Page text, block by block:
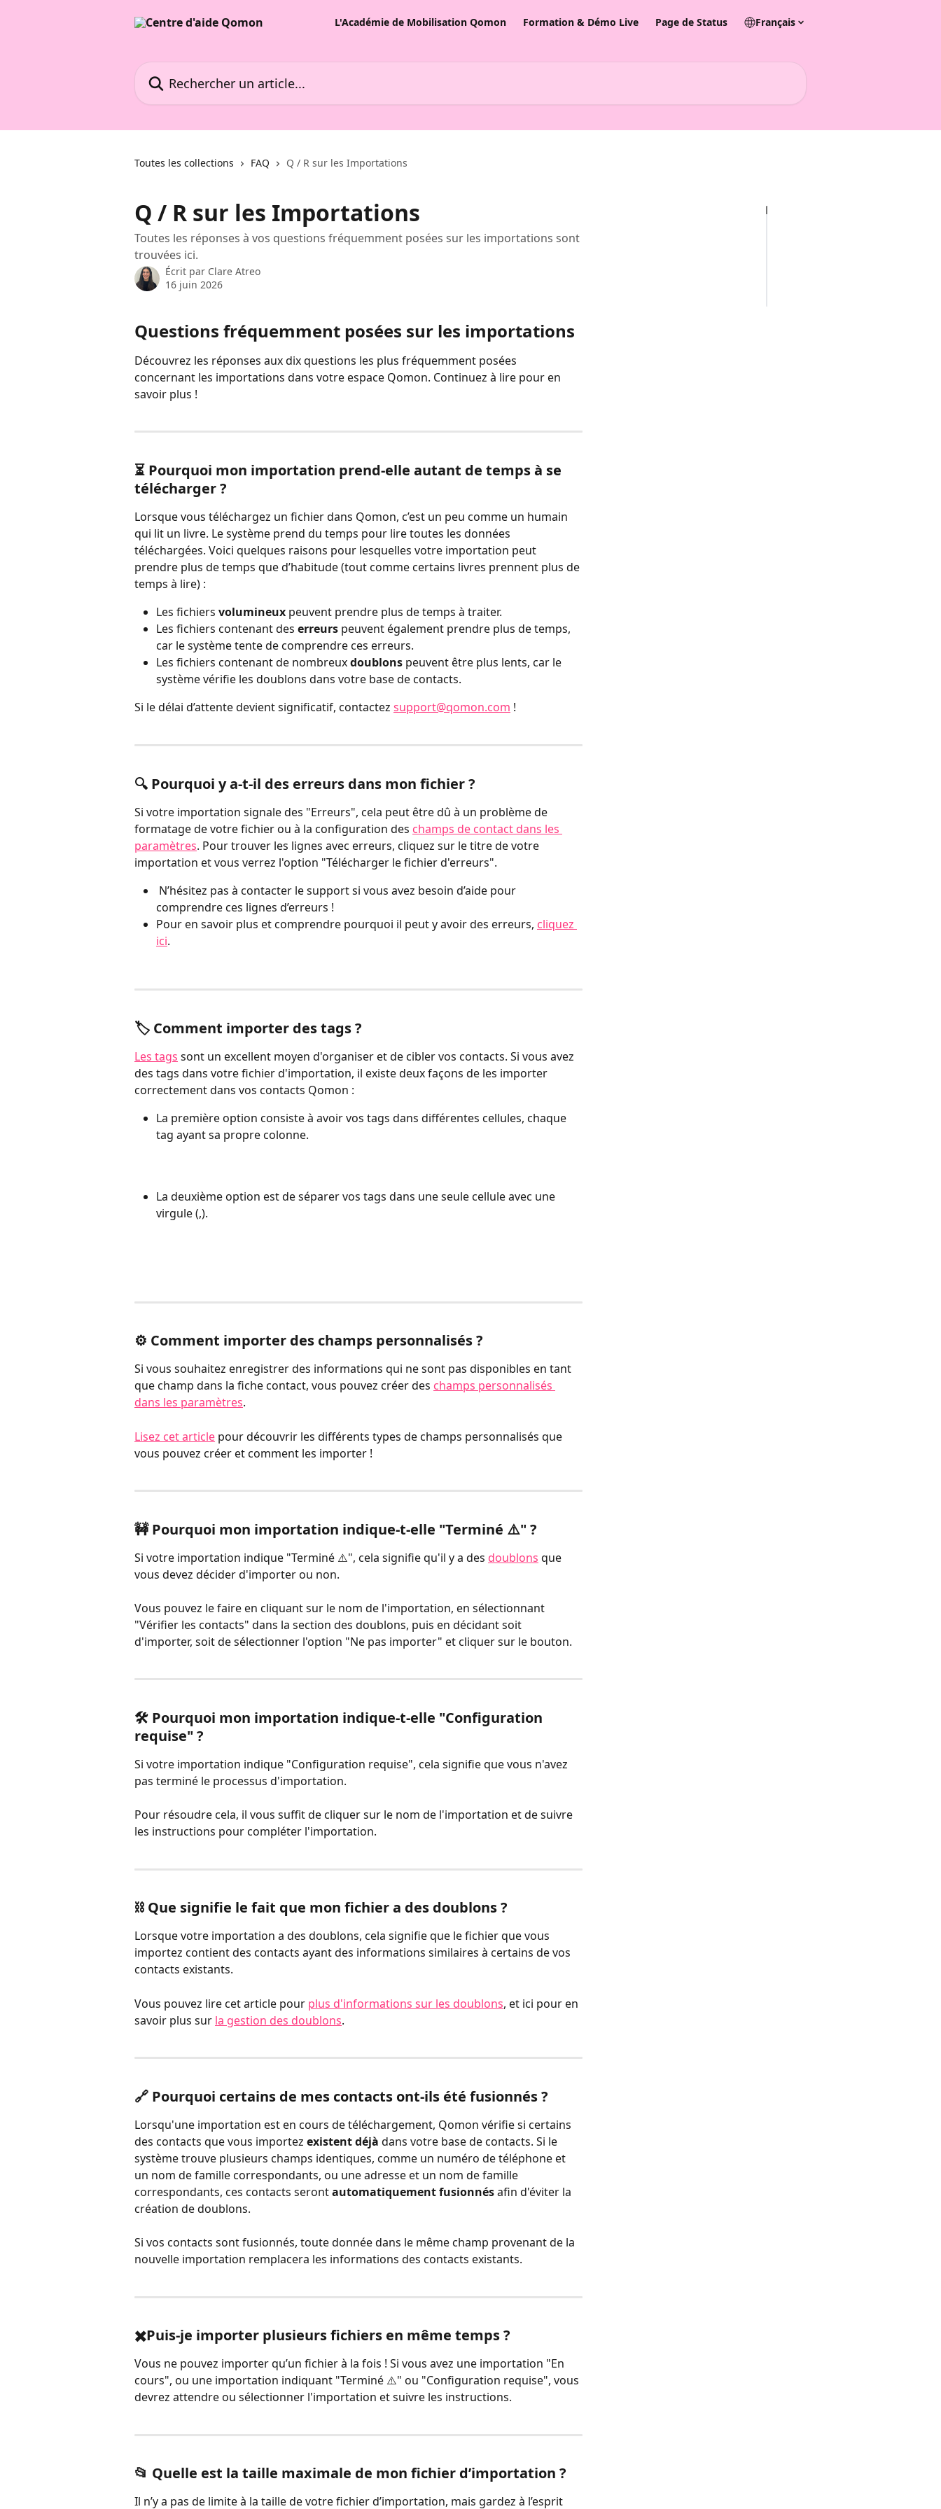
L'Académie de Mobilisation Qomon Formation & Démo Live Page de Status Français
Toutes les collections FAQ Q / R sur les Importations
Q / R sur les Importations
Toutes les réponses à vos questions fréquemment posées sur les importations sont
trouvées ici.
Écrit par Clare Atreo
16 juin 2026
Questions fréquemment posées sur les importations
Découvrez les réponses aux dix questions les plus fréquemment posées
concernant les importations dans votre espace Qomon. Continuez à lire pour en
savoir plus !
⏳ Pourquoi mon importation prend-elle autant de temps à se
télécharger ?
Lorsque vous téléchargez un fichier dans Qomon, c’est un peu comme un humain
qui lit un livre. Le système prend du temps pour lire toutes les données
téléchargées. Voici quelques raisons pour lesquelles votre importation peut
prendre plus de temps que d’habitude (tout comme certains livres prennent plus de
temps à lire) :
Les fichiers volumineux peuvent prendre plus de temps à traiter.
Les fichiers contenant des erreurs peuvent également prendre plus de temps,
car le système tente de comprendre ces erreurs.
Les fichiers contenant de nombreux doublons peuvent être plus lents, car le
système vérifie les doublons dans votre base de contacts.
Si le délai d’attente devient significatif, contactez support@qomon.com !
🔍 Pourquoi y a-t-il des erreurs dans mon fichier ?
Si votre importation signale des "Erreurs", cela peut être dû à un problème de
formatage de votre fichier ou à la configuration des champs de contact dans les
paramètres. Pour trouver les lignes avec erreurs, cliquez sur le titre de votre
importation et vous verrez l'option "Télécharger le fichier d'erreurs".
comprendre ces lignes d’erreurs !
Pour en savoir plus et comprendre pourquoi il peut y avoir des erreurs, cliquez
ici.
🏷️ Comment importer des tags ?
Les tags sont un excellent moyen d'organiser et de cibler vos contacts. Si vous avez
des tags dans votre fichier d'importation, il existe deux façons de les importer
correctement dans vos contacts Qomon :
La première option consiste à avoir vos tags dans différentes cellules, chaque
tag ayant sa propre colonne.
La deuxième option est de séparer vos tags dans une seule cellule avec une
virgule (,).
⚙️ Comment importer des champs personnalisés ?
Si vous souhaitez enregistrer des informations qui ne sont pas disponibles en tant
que champ dans la fiche contact, vous pouvez créer des champs personnalisés
dans les paramètres.
Lisez cet article pour découvrir les différents types de champs personnalisés que
vous pouvez créer et comment les importer !
🚧 Pourquoi mon importation indique-t-elle "Terminé ⚠️" ?
Si votre importation indique "Terminé ⚠️", cela signifie qu'il y a des doublons que
vous devez décider d'importer ou non.
Vous pouvez le faire en cliquant sur le nom de l'importation, en sélectionnant
"Vérifier les contacts" dans la section des doublons, puis en décidant soit
d'importer, soit de sélectionner l'option "Ne pas importer" et cliquer sur le bouton.
🛠️ Pourquoi mon importation indique-t-elle "Configuration
requise" ?
Si votre importation indique "Configuration requise", cela signifie que vous n'avez
pas terminé le processus d'importation.
Pour résoudre cela, il vous suffit de cliquer sur le nom de l'importation et de suivre
les instructions pour compléter l'importation.
⛓️ Que signifie le fait que mon fichier a des doublons ?
Lorsque votre importation a des doublons, cela signifie que le fichier que vous
importez contient des contacts ayant des informations similaires à certains de vos
contacts existants.
Vous pouvez lire cet article pour plus d'informations sur les doublons, et ici pour en
savoir plus sur la gestion des doublons.
🔗 Pourquoi certains de mes contacts ont-ils été fusionnés ?
Lorsqu'une importation est en cours de téléchargement, Qomon vérifie si certains
des contacts que vous importez existent déjà dans votre base de contacts. Si le
système trouve plusieurs champs identiques, comme un numéro de téléphone et
un nom de famille correspondants, ou une adresse et un nom de famille
correspondants, ces contacts seront automatiquement fusionnés afin d'éviter la
création de doublons.
Si vos contacts sont fusionnés, toute donnée dans le même champ provenant de la
nouvelle importation remplacera les informations des contacts existants.
✖️Puis-je importer plusieurs fichiers en même temps ?
Vous ne pouvez importer qu’un fichier à la fois ! Si vous avez une importation "En
cours", ou une importation indiquant "Terminé ⚠️" ou "Configuration requise", vous
devrez attendre ou sélectionner l'importation et suivre les instructions.
📂 Quelle est la taille maximale de mon fichier d’importation ?
Il n’y a pas de limite à la taille de votre fichier d’importation, mais gardez à l’esprit